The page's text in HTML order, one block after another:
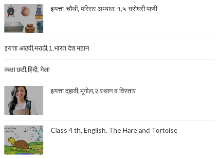
इयत्ता-चौथी, परिसर अभ्यास-१,५-घरोघरी पाणी
इयत्ता आठवी,मराठी,1.भारत देश महान
कक्षा छटी,हिंदी, मेला
इयत्ता दहावी,भूगोल,२.स्थान व विस्तार
Class 4 th, English, The Hare and Tortoise